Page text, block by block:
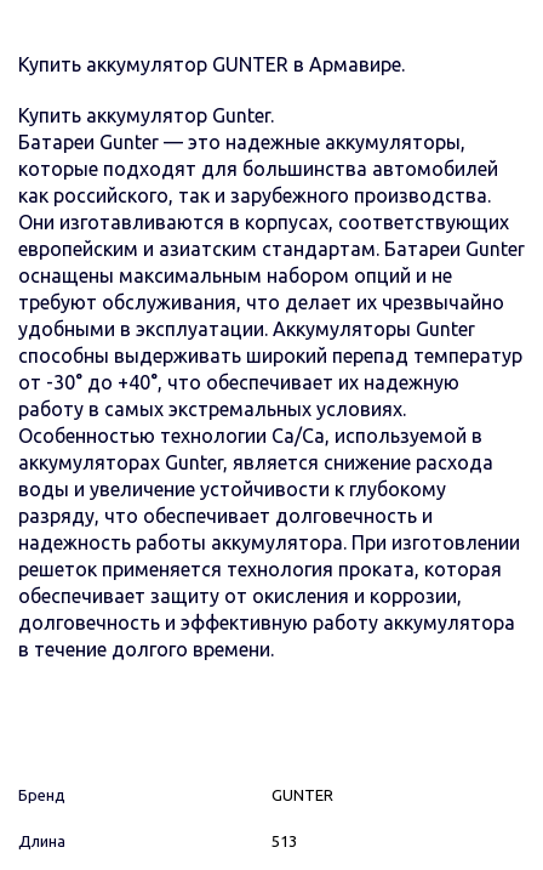
Купить аккумулятор GUNTER в Армавире.
Купить аккумулятор Gunter.
Батареи Gunter — это надежные аккумуляторы,
которые подходят для большинства автомобилей
как российского, так и зарубежного производства.
Они изготавливаются в корпусах, соответствующих
европейским и азиатским стандартам. Батареи Gunter
оснащены максимальным набором опций и не
требуют обслуживания, что делает их чрезвычайно
удобными в эксплуатации. Аккумуляторы Gunter
способны выдерживать широкий перепад температур
от -30° до +40°, что обеспечивает их надежную
работу в самых экстремальных условиях.
Особенностью технологии Ca/Ca, используемой в
аккумуляторах Gunter, является снижение расхода
воды и увеличение устойчивости к глубокому
разряду, что обеспечивает долговечность и
надежность работы аккумулятора. При изготовлении
решеток применяется технология проката, которая
обеспечивает защиту от окисления и коррозии,
долговечность и эффективную работу аккумулятора
в течение долгого времени.
Бренд GUNTER
Длина 513